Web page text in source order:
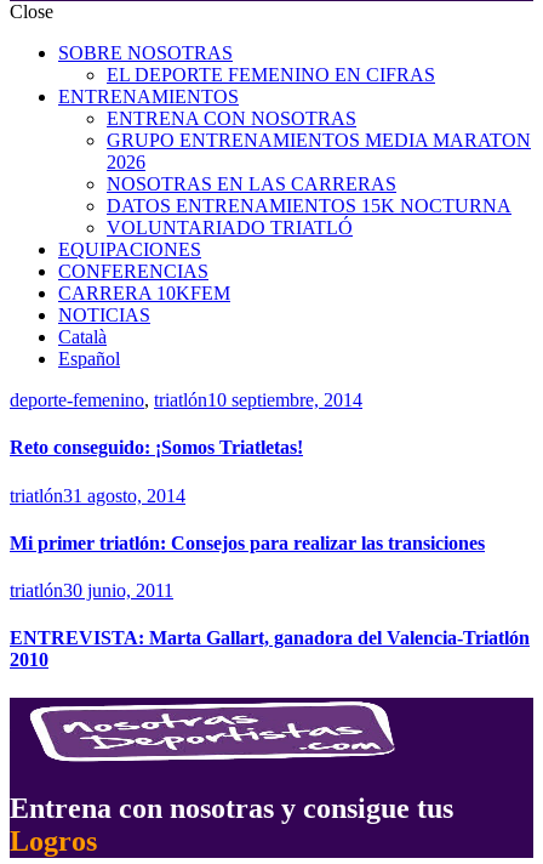
Close
SOBRE NOSOTRAS
EL DEPORTE FEMENINO EN CIFRAS
ENTRENAMIENTOS
ENTRENA CON NOSOTRAS
GRUPO ENTRENAMIENTOS MEDIA MARATON
2026
NOSOTRAS EN LAS CARRERAS
DATOS ENTRENAMIENTOS 15K NOCTURNA
VOLUNTARIADO TRIATLÓ
EQUIPACIONES
CONFERENCIAS
CARRERA 10KFEM
NOTICIAS
Català
Español
deporte-femenino, triatlón10 septiembre, 2014
Reto conseguido: ¡Somos Triatletas!
triatlón31 agosto, 2014
Mi primer triatlón: Consejos para realizar las transiciones
triatlón30 junio, 2011
ENTREVISTA: Marta Gallart, ganadora del Valencia-Triatlón
2010
Entrena con nosotras y consigue tus
Logros